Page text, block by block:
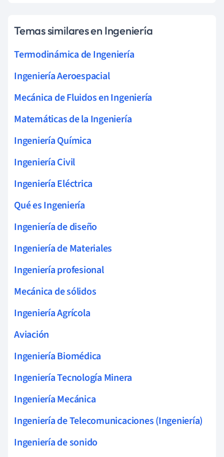
Temas similares en Ingeniería
Termodinámica de Ingeniería
Ingeniería Aeroespacial
Mecánica de Fluidos en Ingeniería
Matemáticas de la Ingeniería
Ingeniería Química
Ingeniería Civil
Ingeniería Eléctrica
Qué es Ingeniería
Ingeniería de diseño
Ingeniería de Materiales
Ingeniería profesional
Mecánica de sólidos
Ingeniería Agrícola
Aviación
Ingeniería Biomédica
Ingeniería Tecnología Minera
Ingeniería Mecánica
Ingeniería de Telecomunicaciones (Ingeniería)
Ingeniería de sonido